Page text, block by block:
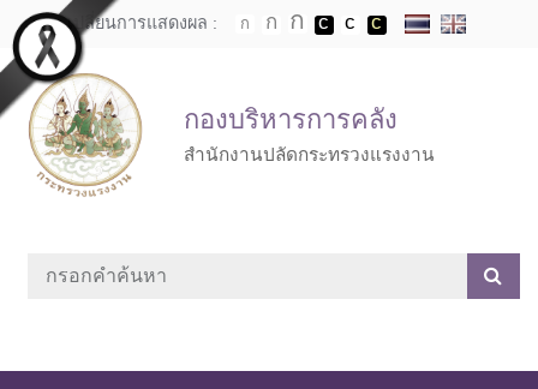
Skip to main content
เปลี่ยนการแสดงผล :
กองบริหารการคลัง
สำนักงานปลัดกระทรวงแรงงาน